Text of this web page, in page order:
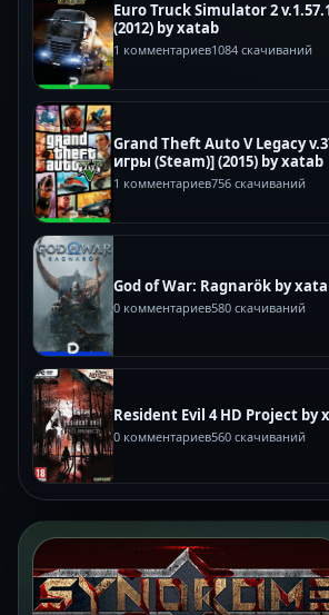
Euro Truck Simulator 2
(2012) by xatab
1 комментариев1084 скачиваний
Grand Theft Auto V Legacy
игры (Steam)] (2015) by xatab
1 комментариев756 скачиваний
God of War: Ragnarök by
0 комментариев580 скачиваний
Resident Evil 4 HD Project by
0 комментариев560 скачиваний